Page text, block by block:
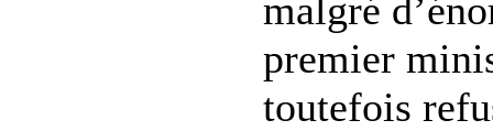
malgré
premier
toutefois